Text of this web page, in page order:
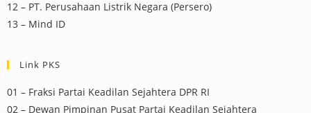
12 – PT. Perusahaan Listrik Negara (Persero)
13 – Mind ID
Link PKS
01 – Fraksi Partai Keadilan Sejahtera DPR RI
02 – Dewan Pimpinan Pusat Partai Keadilan Sejahtera